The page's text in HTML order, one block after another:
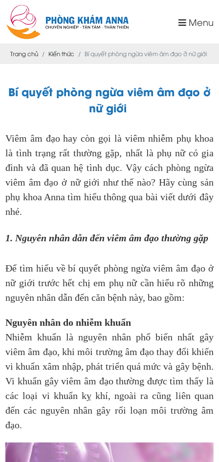
Menu
Trang chủ Kiến thức Bí quyết phòng ngừa viêm âm đạo ở nữ giới
Bí quyết phòng ngừa viêm âm đạo ở
nữ giới
Viêm âm đạo hay còn gọi là viêm nhiễm phụ khoa
là tình trạng rất thường gặp, nhất là phụ nữ có gia
đình và đã quan hệ tình dục. Vậy cách phòng ngừa
viêm âm đạo ở nữ giới như thế nào? Hãy cùng sản
phụ khoa Anna tìm hiểu thông qua bài viết dưới đây
nhé.
1. Nguyên nhân dẫn đến viêm âm đạo thường gặp
Để tìm hiểu về bí quyết phòng ngừa viêm âm đạo ở
nữ giới trước hết chị em phụ nữ cần hiểu rõ những
nguyên nhân dẫn đến căn bệnh này, bao gồm:
Nguyên nhân do nhiễm khuẩn
Nhiễm khuẩn là nguyên nhân phổ biến nhất gây
viêm âm đạo, khi môi trường âm đạo thay đổi khiến
vi khuẩn xâm nhập, phát triển quá mức và gây bệnh.
Vi khuẩn gây viêm âm đạo thường được tìm thấy là
các loại vi khuẩn kỵ khí, ngoài ra cũng liên quan
đến các nguyên nhân gây rối loạn môi trường âm
đạo.